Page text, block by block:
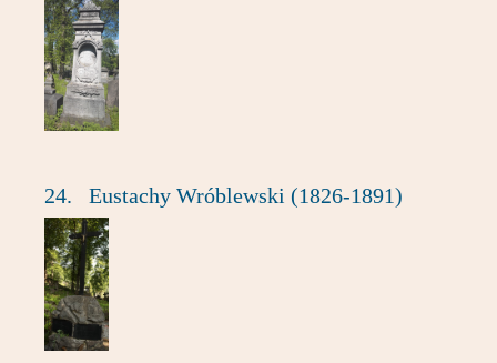
24. Eustachy Wróblewski (1826-1891)